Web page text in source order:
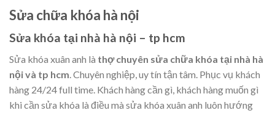
Sửa chữa khóa hà nội
Sửa khóa tại nhà hà nội – tp hcm
Sửa khóa xuân anh là thợ chuyên sửa chữa khóa tại nhà hà
nội và tp hcm . Chuyên nghiệp, uy tín tận tâm. Phục vụ khách
hàng 24/24 full time. Khách hàng cần gì, khách hàng muốn gì
khi cần sửa khóa là điều mà sửa khóa xuân anh luôn hướng